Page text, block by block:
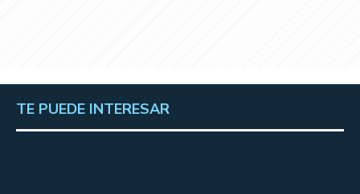
TE PUEDE INTERESAR